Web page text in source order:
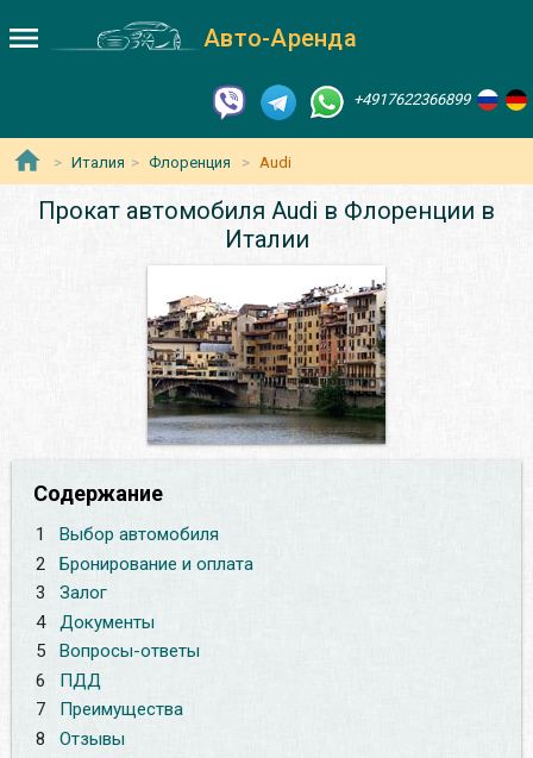
Авто-Аренда
+4917622366899
Италия Флоренция Audi
Прокат автомобиля Audi в Флоренции в
Италии
Содержание
1
Выбор автомобиля
2
Бронирование и оплата
3
Залог
4
Документы
5
Вопросы-ответы
6
ПДД
7
Преимущества
8
Отзывы